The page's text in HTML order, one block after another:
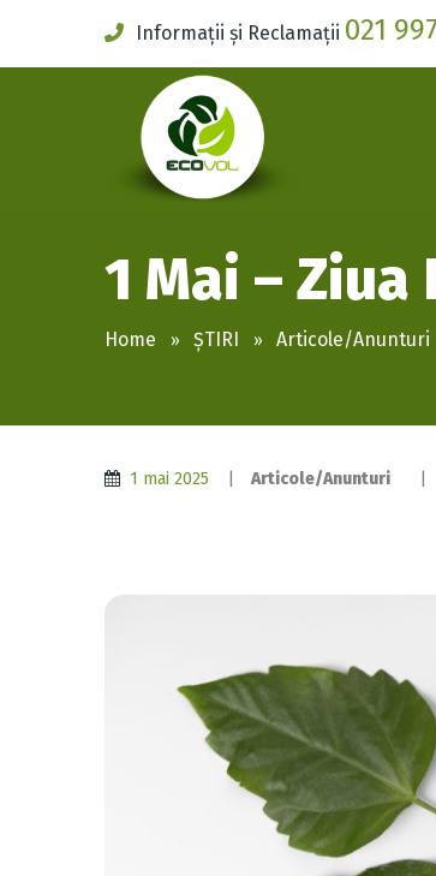
Informații și Reclamații 021
1 Mai –
Home ȘTIRI Articole/Anunturi
1 mai 2025 Articole/Anunturi